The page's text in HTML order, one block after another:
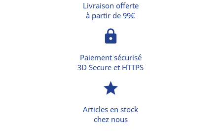
Livraison offerte
à partir de 99€
lock
Paiement sécurisé
3D Secure et HTTPS
star
Articles en stock
chez nous